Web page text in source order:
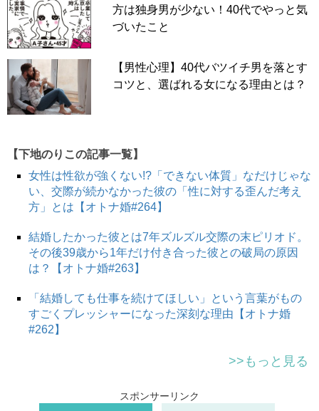
方は独身男が少ない！40代でやっと気
づいたこと
【男性心理】40代バツイチ男を落とす
コツと、選ばれる女になる理由とは？
【下地のりこの記事一覧】
女性は性欲が強くない!?「できない体質」なだけじゃな
い、交際が続かなかった彼の「性に対する歪んだ考え
方」とは【オトナ婚#264】
結婚したかった彼とは7年ズルズル交際の末ピリオド。
その後39歳から1年だけ付き合った彼との破局の原因
は？【オトナ婚#263】
「結婚しても仕事を続けてほしい」という言葉がもの
すごくプレッシャーになった深刻な理由【オトナ婚
#262】
>>もっと見る
スポンサーリンク